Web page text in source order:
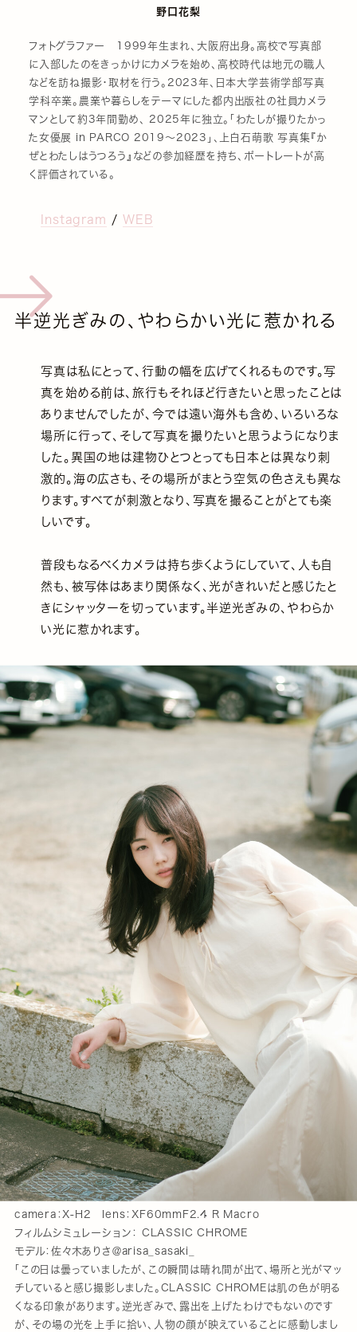
野口花梨
フォトグラファー 1999年生まれ、大阪府出身。高校で写真部
に入部したのをきっかけにカメラを始め、高校時代は地元の職人
などを訪ね撮影・取材を行う。2023年、日本大学芸術学部写真
学科卒業。農業や暮らしをテーマにした都内出版社の社員カメラ
マンとして約3年間勤め、 2025年に独立。「わたしが撮りたかっ
た女優展 in PARCO 2019〜2023」、上白石萌歌 写真集『か
ぜとわたしはうつろう』などの参加経歴を持ち、ポートレートが高
く評価されている。
Instagram / WEB
半逆光ぎみの、やわらかい光に惹かれる
写真は私にとって、行動の幅を広げてくれるものです。写
真を始める前は、旅行もそれほど行きたいと思ったことは
ありませんでしたが、今では遠い海外も含め、いろいろな
場所に行って、そして写真を撮りたいと思うようになりま
した。異国の地は建物ひとつとっても日本とは異なり刺
激的。海の広さも、その場所がまとう空気の色さえも異な
ります。すべてが刺激となり、写真を撮ることがとても楽
しいです。
普段もなるべくカメラは持ち歩くようにしていて、人も自
然も、被写体はあまり関係なく、光がきれいだと感じたと
きにシャッターを切っています。半逆光ぎみの、やわらか
い光に惹かれます。
camera：X-H2 lens：XF60mmF2.4 R Macro
フィルムシミュレーション： CLASSIC CHROME
モデル：佐々木ありさ＠arisa_sasaki_
「この日は曇っていましたが、この瞬間は晴れ間が出て、場所と光がマッ
チしていると感じ撮影しました。CLASSIC CHROMEは肌の色が明る
くなる印象があります。逆光ぎみで、露出を上げたわけでもないのです
が、その場の光を上手に拾い、人物の顔が映えていることに感動しまし